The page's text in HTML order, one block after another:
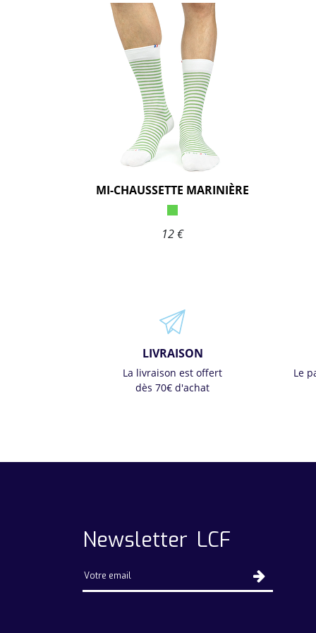
MI-CHAUSSETTE MARINIÈRE
12 €
LIVRAISON
La livraison est offert
dès 70€ d'achat
Le
Newsletter LCF